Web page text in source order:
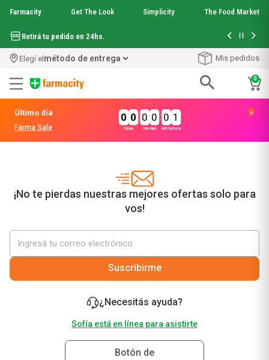
Farmacity Get The Look Simplicity The Food Market
Retirá tu pedido en 24hs. Hasta 6
Elegí elmétodo de entrega Mis pedidos
0
Último día
Farma Sale
0 0
Días
: 0 0
Horas
: 0 1
Minutos
¡No te pierdas nuestras mejores ofertas solo para
vos!
Suscribirme
¿Necesitás ayuda?
Sofía está en línea para asistirte
Botón de
.garnier toque seco crema facial
. get the look
9
10. nyx